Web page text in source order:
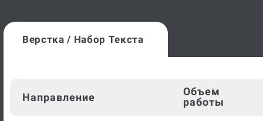
Верстка / Набор Текста
Направление
Объем
работы